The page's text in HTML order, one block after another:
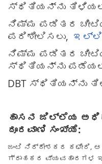
ಸ್ಥಿತಿಯನ್ನು
ನಿಮ್ಮ ಪಡಿತರ
ಪರಿಶೀಲಿಸಲು, ಇಲ್ಲಿ
ನಿಮ್ಮ ಪಡಿತರ
ಸ್ಥಿತಿಯನ್ನು
DBT ಸ್ಥಿತಿಯನ್ನು
ಹಾಸನ ಜಿಲ್ಲೆಯ
ದೂರವಾಣಿ ಸಂಖ್ಯೆ:
ಜಂಟಿ ನಿರ್ದೇಶಕರ ಕಛೇರಿ,
ಗ್ರಾಹಕರ ವ್ಯವಹಾರಗಳ